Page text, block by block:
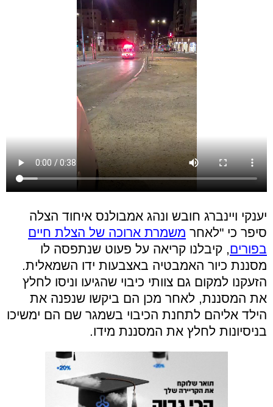
יענקי ויינברג חובש ונהג אמבולנס איחוד הצלה
סיפר כי "לאחר משמרת ארוכה של הצלת חיים
בפורים, קיבלנו קריאה על פעוט שנתפסה לו
מסננת כיור האמבטיה באצבעות ידו השמאלית.
הזעקנו למקום גם צוותי כיבוי שהגיעו וניסו לחלץ
את המסננת, לאחר מכן הם ביקשו שנפנה את
הילד אליהם לתחנת הכיבוי בשמגר שם הם ימשיכו
בניסיונות לחלץ את המסננת מידו.